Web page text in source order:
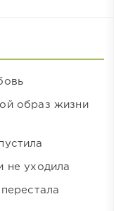
образ жизни
не уходила